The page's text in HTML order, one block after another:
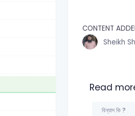
CONTENT
Sheikh
Read
বিন্যাস কি ?